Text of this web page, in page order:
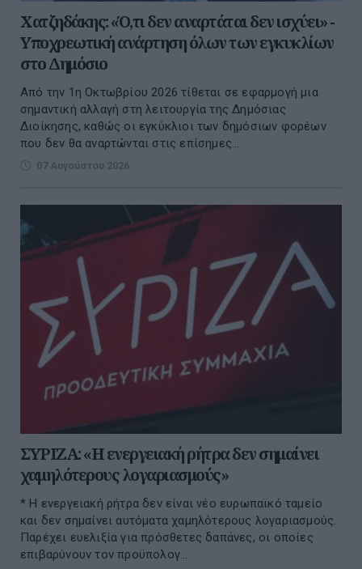
Χατζηδάκης: «Ό,τι δεν αναρτάται δεν ισχύει» -
Υποχρεωτική ανάρτηση όλων των εγκυκλίων
στο Δημόσιο
Από την 1η Οκτωβρίου 2026 τίθεται σε εφαρμογή μια
σημαντική αλλαγή στη λειτουργία της Δημόσιας
Διοίκησης, καθώς οι εγκύκλιοι των δημόσιων φορέων
που δεν θα αναρτώνται στις επίσημες...
07 Αυγούστου 2026
ΣΥΡΙΖΑ: «Η ενεργειακή ρήτρα δεν σημαίνει
χαμηλότερους λογαριασμούς»
* Η ενεργειακή ρήτρα δεν είναι νέο ευρωπαϊκό ταμείο
και δεν σημαίνει αυτόματα χαμηλότερους λογαριασμούς.
Παρέχει ευελιξία για πρόσθετες δαπάνες, οι οποίες
επιβαρύνουν τον προϋπολογ...